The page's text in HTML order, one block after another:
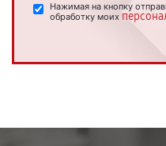
Нажимая на кнопку
обработку моих